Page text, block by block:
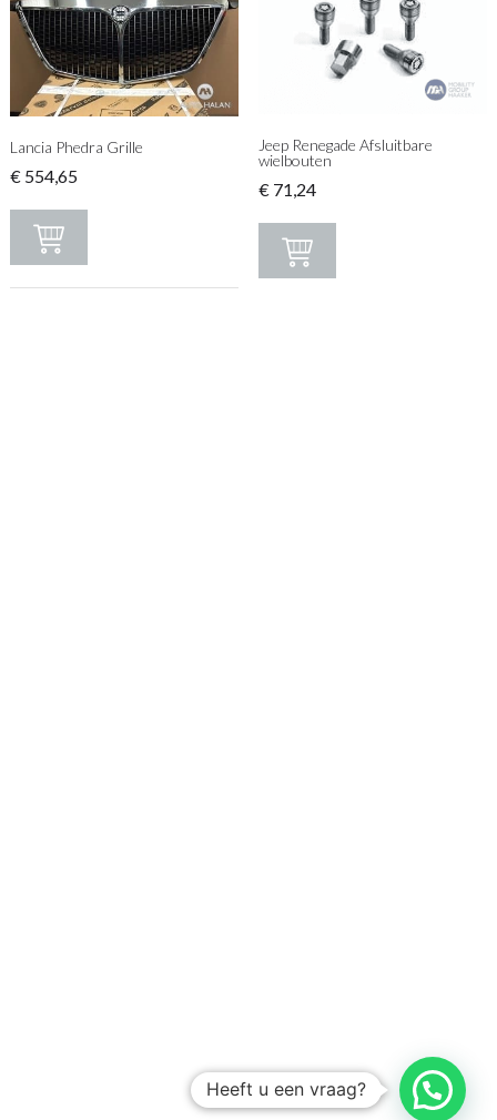
Lancia Phedra Grille
€ 554,65
Jeep Renegade Afsluitbare
wielbouten
€71,24
Heeft u een vraag?